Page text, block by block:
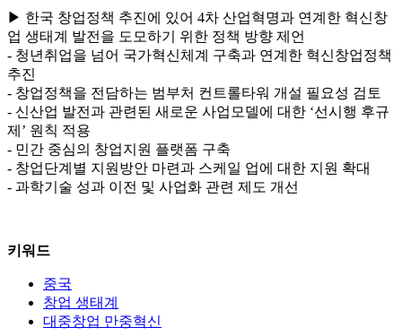
▶ 한국 창업정책 추진에 있어 4차 산업혁명과 연계한 혁신창
업 생태계 발전을 도모하기 위한 정책 방향 제언
- 청년취업을 넘어 국가혁신체계 구축과 연계한 혁신창업정책
추진
- 창업정책을 전담하는 범부처 컨트롤타워 개설 필요성 검토
- 신산업 발전과 관련된 새로운 사업모델에 대한 ‘선시행 후규
제’ 원칙 적용
- 민간 중심의 창업지원 플랫폼 구축
- 창업단계별 지원방안 마련과 스케일 업에 대한 지원 확대
- 과학기술 성과 이전 및 사업화 관련 제도 개선
키워드
중국
창업 생태계
대중창업 만중혁신